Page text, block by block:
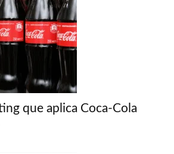
que aplica Coca-Cola